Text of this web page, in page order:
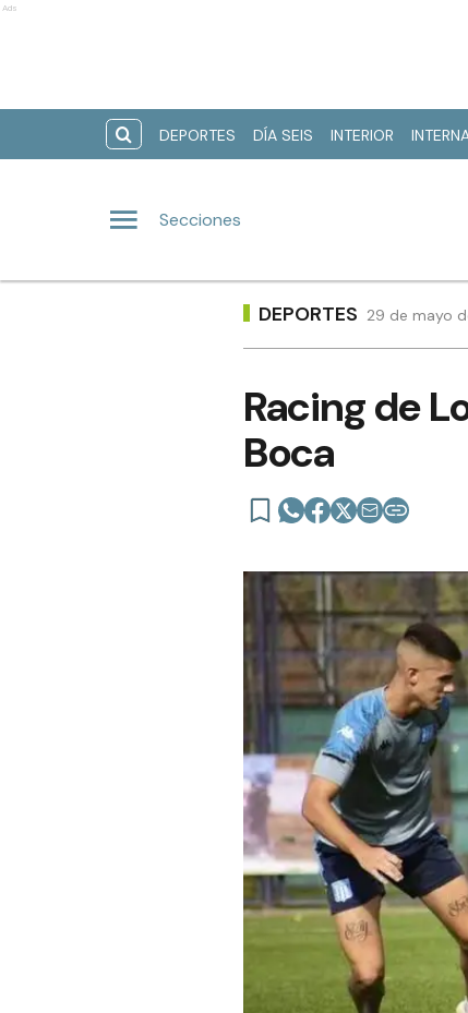
Ads
DEPORTES DÍA SEIS INTERIOR
Secciones
DEPORTES 29 de mayo
Racing de
Boca